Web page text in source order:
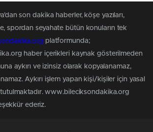
son dakika haberler, köşe yazıları,
spordan seyahate bütün konuların tek
platformunda;
haber içerikleri kaynak gösterilmeden
aykırı ve izinsiz olarak kopyalanamaz,
Aykırı işlem yapan kişi/kişiler için yasal
tutulmaktadır. www.bileciksondakika.org
ederiz.